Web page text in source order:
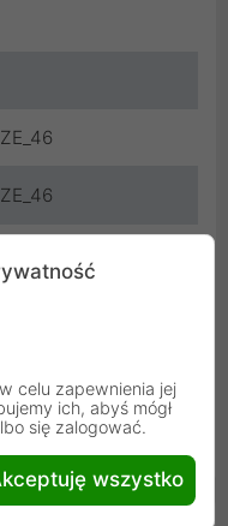
w celu zapewnienia jej
ich, abyś mógł
się zalogować.
wszystko